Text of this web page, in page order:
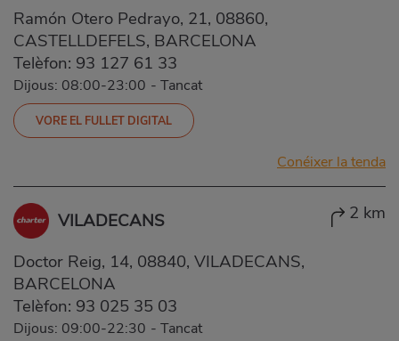
Ramón Otero Pedrayo, 21, 08860,
CASTELLDEFELS, BARCELONA
Telèfon: 93 127 61 33
Dijous: 08:00-23:00 - Tancat
VORE EL FULLET DIGITAL
Conéixer la tenda
VILADECANS 2 km
Doctor Reig, 14, 08840, VILADECANS,
BARCELONA
Telèfon: 93 025 35 03
Dijous: 09:00-22:30 - Tancat